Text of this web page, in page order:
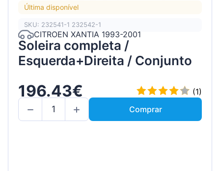
Última disponível
SKU: 232541-1 232542-1
CITROEN XANTIA 1993-2001
Soleira completa /
Esquerda+Direita / Conjunto
196.43€
(1)
Comprar